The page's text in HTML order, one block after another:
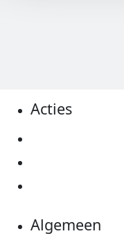
Acties
Algemeen